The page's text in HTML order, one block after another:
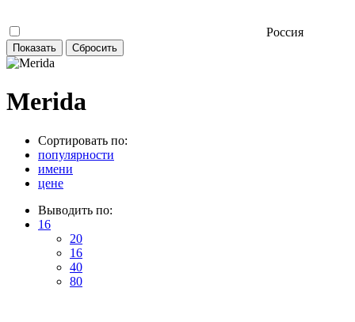
Россия
Merida
Сортировать по:
популярности
имени
цене
Выводить по:
16
20
16
40
80